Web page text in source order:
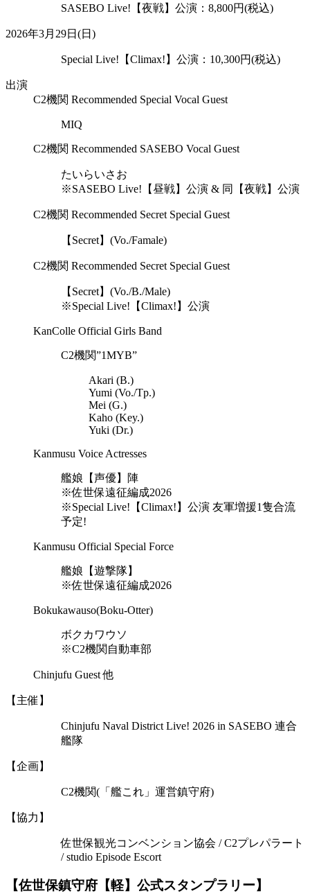
SASEBO Live!【夜戦】公演：8,800円(税込)
2026年3月29日(日)
Special Live!【Climax!】公演：10,300円(税込)
出演
C2機関 Recommended Special Vocal Guest
MIQ
C2機関 Recommended SASEBO Vocal Guest
たいらいさお
※SASEBO Live!【昼戦】公演 & 同【夜戦】公演
C2機関 Recommended Secret Special Guest
【Secret】(Vo./Famale)
C2機関 Recommended Secret Special Guest
【Secret】(Vo./B./Male)
※Special Live!【Climax!】公演
KanColle Official Girls Band
C2機関”1MYB”
Akari (B.)
Yumi (Vo./Tp.)
Mei (G.)
Kaho (Key.)
Yuki (Dr.)
Kanmusu Voice Actresses
艦娘【声優】陣
※佐世保遠征編成2026
※Special Live!【Climax!】公演 友軍増援1隻合流
予定!
Kanmusu Official Special Force
艦娘【遊撃隊】
※佐世保遠征編成2026
Bokukawauso(Boku-Otter)
ボクカワウソ
※C2機関自動車部
Chinjufu Guest 他
【主催】
Chinjufu Naval District Live! 2026 in SASEBO 連合
艦隊
【企画】
C2機関(「艦これ」運営鎮守府)
【協力】
佐世保観光コンベンション協会 / C2プレパラート
/ studio Episode Escort
【佐世保鎮守府【軽】公式スタンプラリー】